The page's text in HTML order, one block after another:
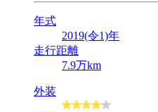
年式
2019(令1)年
走行距離
7.9万km
外装